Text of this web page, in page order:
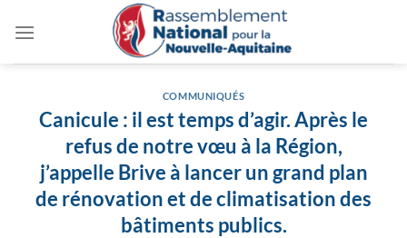
COMMUNIQUÉS
Canicule : il est temps d’agir. Après le
refus de notre vœu à la Région,
j’appelle Brive à lancer un grand plan
de rénovation et de climatisation des
bâtiments publics.